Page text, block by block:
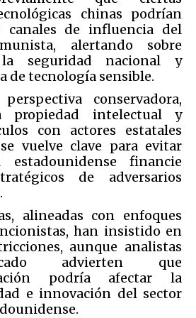
chinas podrían
canales de influencia del
alertando sobre
seguridad nacional y
de tecnología sensible.
conservadora,
propiedad intelectual y
con actores estatales
vuelve clave para evitar
estadounidense financie
de adversarios
alineadas con enfoques
han insistido en
aunque analistas
advierten que
podría afectar la
e innovación del sector